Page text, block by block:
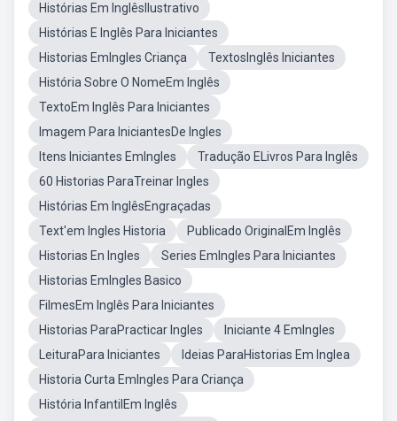
Histórias Em InglêsIlustrativo
Histórias E Inglês Para Iniciantes
Historias EmIngles Criança
TextosInglês Iniciantes
História Sobre O NomeEm Inglês
TextoEm Inglês Para Iniciantes
Imagem Para IniciantesDe Ingles
Itens Iniciantes EmIngles
Tradução ELivros Para Inglês
60 Historias ParaTreinar Ingles
Histórias Em InglêsEngraçadas
Text'em Ingles Historia
Publicado OriginalEm Inglês
Historias En Ingles
Series EmIngles Para Iniciantes
Historias EmIngles Basico
FilmesEm Inglês Para Iniciantes
Historias ParaPracticar Ingles
Iniciante 4 EmIngles
LeituraPara Iniciantes
Ideias ParaHistorias Em Inglea
Historia Curta EmIngles Para Criança
História InfantilEm Inglês